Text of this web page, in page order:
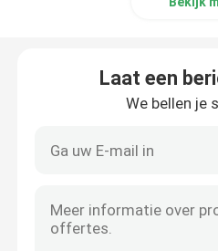
dieselmotorlager
Auto-motorlagers
Motorzuigerveren
Laat een
We bellen je